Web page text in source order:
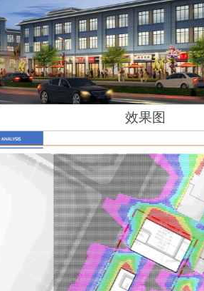
效果图